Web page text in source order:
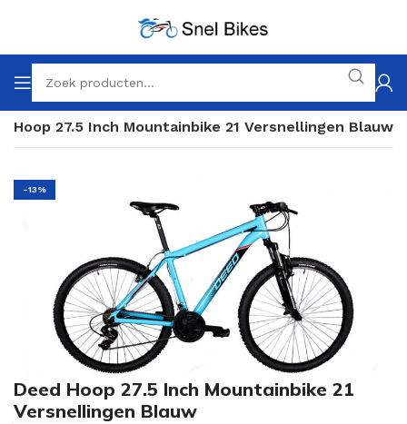
Hoop 27.5 Inch Mountainbike 21 Versnellingen Blauw
-13%
Deed Hoop 27.5 Inch Mountainbike 21
Versnellingen Blauw